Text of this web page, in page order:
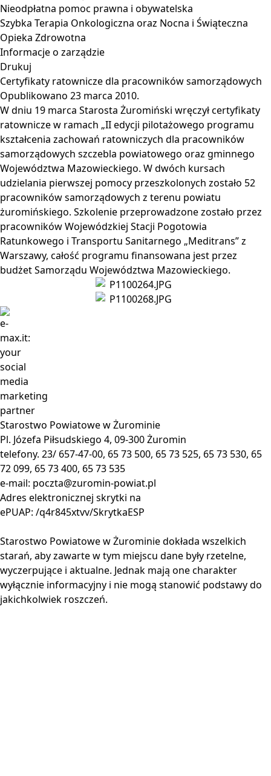
Nieodpłatna pomoc prawna i obywatelska
Szybka Terapia Onkologiczna oraz Nocna i Świąteczna
Opieka Zdrowotna
Informacje o zarządzie
Drukuj
Certyfikaty ratownicze dla pracowników samorządowych
Opublikowano 23 marca 2010.
W dniu 19 marca Starosta Żuromiński wręczył certyfikaty
ratownicze w ramach „II edycji pilotażowego programu
kształcenia zachowań ratowniczych dla pracowników
samorządowych szczebla powiatowego oraz gminnego
Województwa Mazowieckiego. W dwóch kursach
udzielania pierwszej pomocy przeszkolonych zostało 52
pracowników samorządowych z terenu powiatu
żuromińskiego. Szkolenie przeprowadzone zostało przez
pracowników Wojewódzkiej Stacji Pogotowia
Ratunkowego i Transportu Sanitarnego „Meditrans” z
Warszawy, całość programu finansowana jest przez
budżet Samorządu Województwa Mazowieckiego.
Starostwo Powiatowe w Żurominie
Pl. Józefa Piłsudskiego 4, 09-300 Żuromin
telefony. 23/ 657-47-00, 65 73 500, 65 73 525, 65 73 530, 65
72 099, 65 73 400, 65 73 535
e-mail: poczta@zuromin-powiat.pl
Adres elektronicznej skrytki na
ePUAP: /q4r845xtvv/SkrytkaESP
Starostwo Powiatowe w Żurominie dokłada wszelkich
starań, aby zawarte w tym miejscu dane były rzetelne,
wyczerpujące i aktualne. Jednak mają one charakter
wyłącznie informacyjny i nie mogą stanowić podstawy do
jakichkolwiek roszczeń.